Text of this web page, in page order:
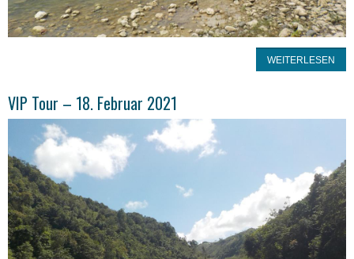
WEITERLESEN
VIP Tour – 18. Februar 2021